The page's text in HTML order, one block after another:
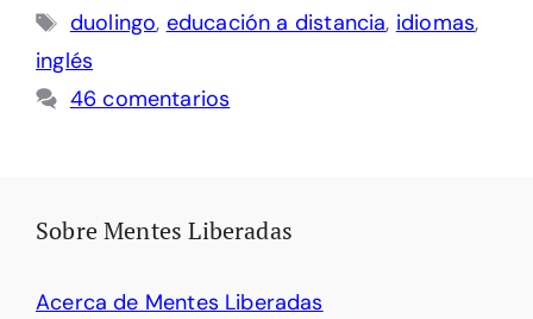
Etiquetas
duolingo, educación a distancia, idiomas,
inglés
46 comentarios
Sobre Mentes Liberadas
Acerca de Mentes Liberadas